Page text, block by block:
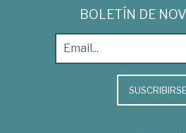
BOLETÍN DE
SUSCRIBIRSE